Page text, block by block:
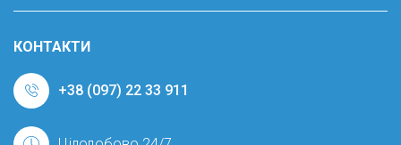
КОНТАКТИ
+38 (097) 22 33 911